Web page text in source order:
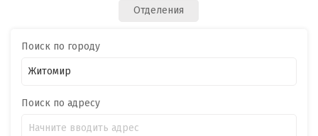
Отделения
Поиск по городу
Поиск по адресу